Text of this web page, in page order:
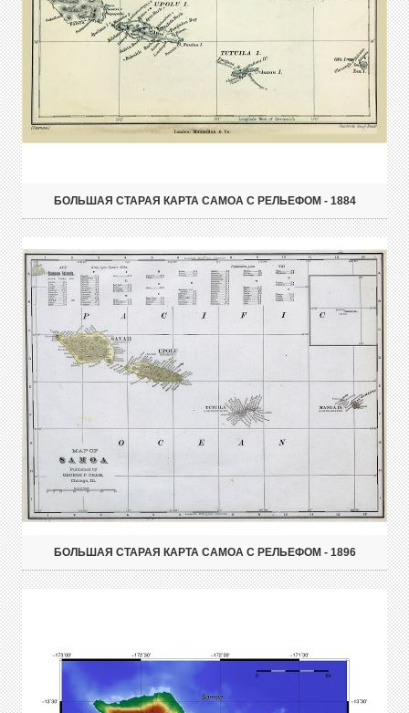
БОЛЬШАЯ СТАРАЯ КАРТА САМОА С РЕЛЬЕФОМ - 1884
БОЛЬШАЯ СТАРАЯ КАРТА САМОА С РЕЛЬЕФОМ - 1896